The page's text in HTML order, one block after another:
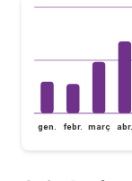
gen. febr. març abr.